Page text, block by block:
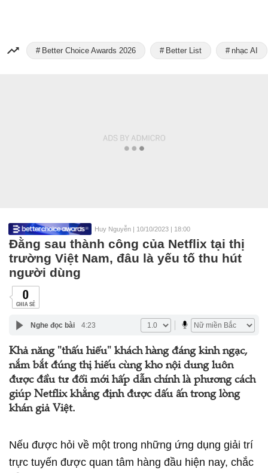
Better Choice Awards 2026 Better List nhạc AI
Huy Nguyễn | 10/10/2023 | 18:00
Đằng sau thành công của Netflix tại thị
trường Việt Nam, đâu là yếu tố thu hút
người dùng
0
CHIA SẺ
Nghe đọc bài 4:23
Khả năng "thấu hiểu" khách hàng đáng kinh ngạc,
nắm bắt đúng thị hiếu cùng kho nội dung luôn
được đầu tư đổi mới hấp dẫn chính là phương cách
giúp Netflix khẳng định được dấu ấn trong lòng
khán giả Việt.
Nếu được hỏi về một trong những ứng dụng giải trí
trực tuyến được quan tâm hàng đầu hiện nay, chắc